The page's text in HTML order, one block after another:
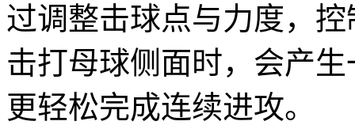
过调整击球点与力度，
击打母球侧面时，会产
更轻松完成连续进攻。